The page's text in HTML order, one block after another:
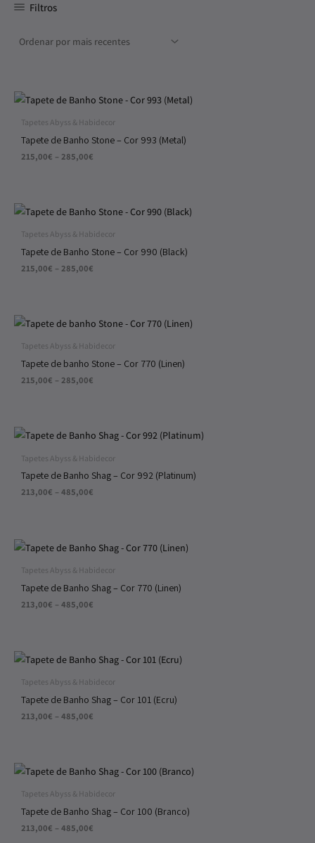
Filtros
Tapetes Abyss & Habidecor
Tapete de Banho Stone – Cor 993 (Metal)
215,00€ – 285,00€
Price
range:
215,00€
285,00€
Tapetes Abyss & Habidecor
Tapete de Banho Stone – Cor 990 (Black)
215,00€ – 285,00€
Price
range:
215,00€
285,00€
Tapetes Abyss & Habidecor
Tapete de banho Stone – Cor 770 (Linen)
215,00€ – 285,00€
Price
range:
215,00€
285,00€
Tapetes Abyss & Habidecor
Tapete de Banho Shag – Cor 992 (Platinum)
213,00€ – 485,00€
Price
range:
213,00€
through
485,00€
Tapetes Abyss & Habidecor
Tapete de Banho Shag – Cor 770 (Linen)
213,00€ – 485,00€
Price
range:
213,00€
485,00€
Tapetes Abyss & Habidecor
Tapete de Banho Shag – Cor 101 (Ecru)
213,00€ – 485,00€
Price
range:
213,00€
485,00€
Tapetes Abyss & Habidecor
Tapete de Banho Shag – Cor 100 (Branco)
213,00€ – 485,00€
Price
range:
213,00€
485,00€